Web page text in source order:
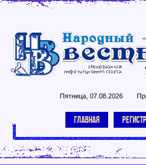
Пятница, 07.08.2026
ГЛАВНАЯ